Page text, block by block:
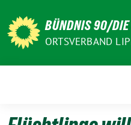
zum
Inhalt
BÜNDNIS 90/DIE
ORTSVERBAND